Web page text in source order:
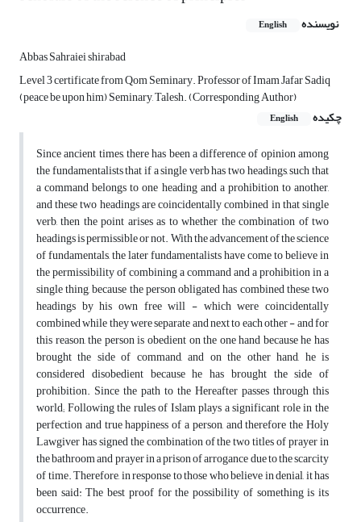
نویسنده English
Abbas Sahraiei shirabad
Level 3 certificate from Qom Seminary. Professor of Imam Jafar Sadiq
(peace be upon him) Seminary, Talesh. (Corresponding Author)
چکیده
English
Since ancient times, there has been a difference of opinion among
the fundamentalists that if a single verb has two headings, such that
a command belongs to one heading and a prohibition to another,
and these two headings are coincidentally combined in that single
verb, then the point arises as to whether the combination of two
headings is permissible or not. With the advancement of the science
of fundamentals, the later fundamentalists have come to believe in
the permissibility of combining a command and a prohibition in a
single thing, because the person obligated has combined these two
headings by his own free will - which were coincidentally
combined while they were separate and next to each other - and for
this reason, the person is obedient on the one hand because he has
brought the side of command, and on the other hand, he is
considered disobedient because he has brought the side of
prohibition. Since the path to the Hereafter passes through this
world; Following the rules of Islam plays a significant role in the
perfection and true happiness of a person, and therefore the Holy
Lawgiver has signed the combination of the two titles of prayer in
the bathroom and prayer in a prison of arrogance due to the scarcity
of time. Therefore, in response to those who believe in denial, it has
been said: The best proof for the possibility of something is its
occurrence.